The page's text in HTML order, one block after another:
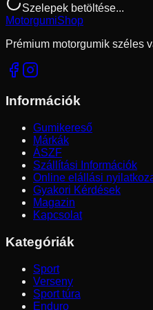
Szelepek betöltése...
MotorgumiShop
Prémium motorgumik széles
Információk
Gumikereső
Márkák
ÁSZF
Szállítási Információk
Online elállási
Gyakori Kérdések
Magazin
Kapcsolat
Kategóriák
Sport
Verseny
Sport túra
Enduro